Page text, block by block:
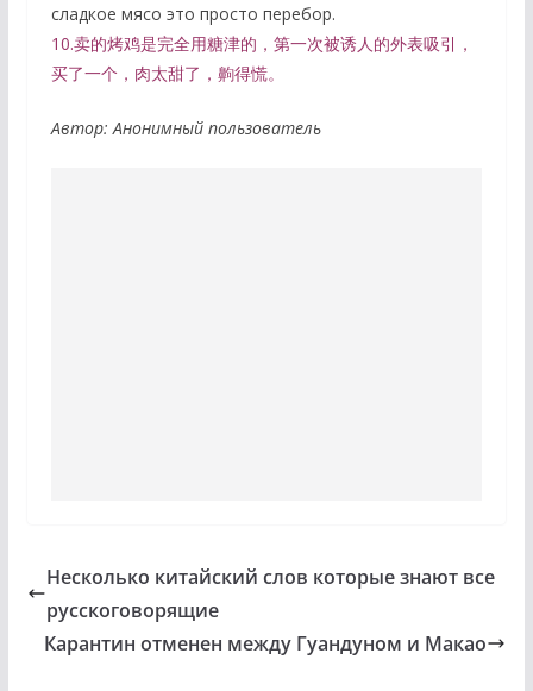
сладкое мясо это просто перебор.
10.卖的烤鸡是完全用糖津的，第一次被诱人的外表吸引，
买了一个，肉太甜了，齁得慌。
Автор: Анонимный пользователь
Несколько китайский слов которые знают все
русскоговорящие
Карантин отменен между Гуандуном и Макао